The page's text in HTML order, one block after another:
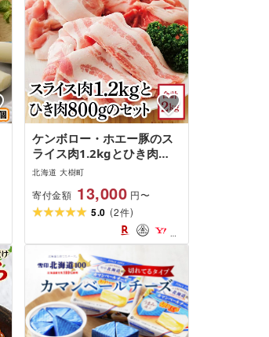
ケンボロー・ホエー豚のス
ライス肉1.2kgとひき肉
800gセット[配送不可地域:
北海道 大樹町
寄付金額 13,000 円〜
5.0 (2件)